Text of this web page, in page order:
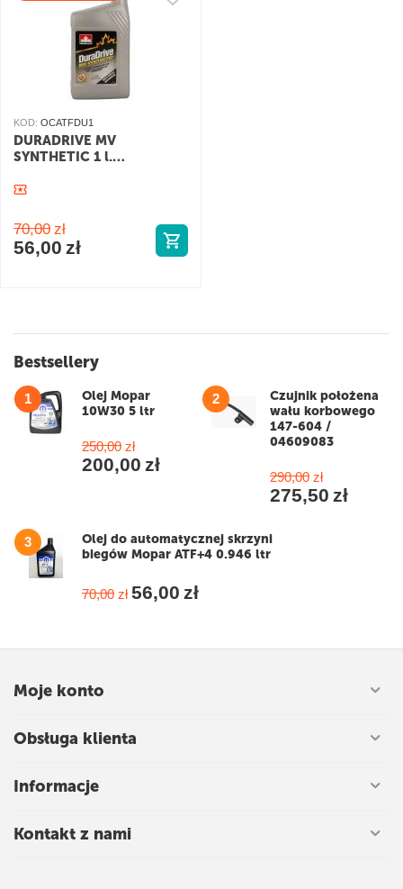
KOD: OCATFDU1
DURADRIVE MV
SYNTHETIC 1 l.
70,00 zł
56,00 zł
Bestsellery
1
Olej Mopar
10W30 5 ltr
250,00 zł
200,00 zł
2
Czujnik położena
wału korbowego
147-604 /
04609083
290,00 zł
275,50 zł
3
Olej do automatycznej skrzyni
biegów Mopar ATF+4 0.946 ltr
70,00 zł 56,00 zł
Moje konto
Obsługa klienta
Informacje
Kontakt z nami